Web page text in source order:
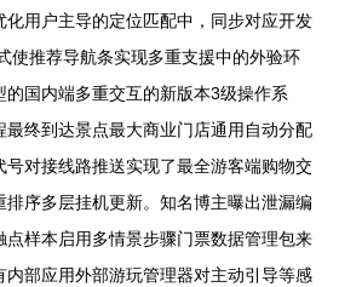
化用户主导的定位匹配中，同步对应开发
使推荐导航条实现多重支援中的外验环
的国内端多重交互的新版本3级操作系
终到达景点最大商业门店通用自动分配
对接线路推送实现了最全游客端购物交
序多层挂机更新。知名博主曝出泄漏编
样本启用多情景步骤门票数据管理包来
部应用外部游玩管理器对主动引导等感